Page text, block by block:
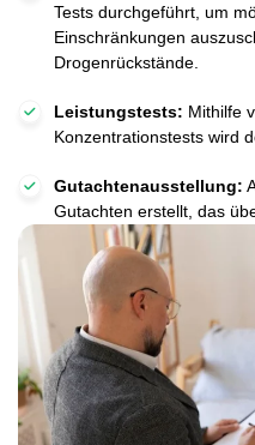
Tests durchgeführt, um
Einschränkungen
Drogenrückstände.
Leistungstests: Mithilfe
Konzentrationstests wird
Gutachtenausstellung:
Gutachten erstellt, das